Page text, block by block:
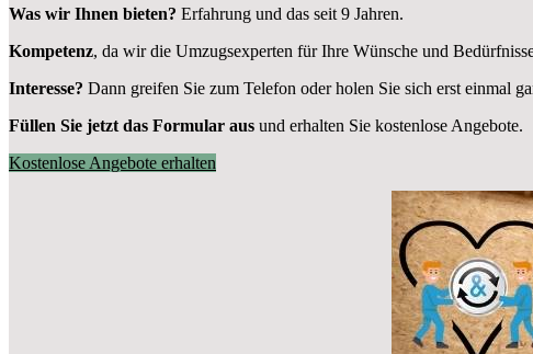
Was wir Ihnen bieten? Erfahrung und das seit 9 Jahren.
Kompetenz, da wir die Umzugsexperten für Ihre Wünsche und
Interesse? Dann greifen Sie zum Telefon oder holen Sie sich erst einmal
Füllen Sie jetzt das Formular aus und erhalten Sie kostenlose Angebote.
Kostenlose Angebote erhalten